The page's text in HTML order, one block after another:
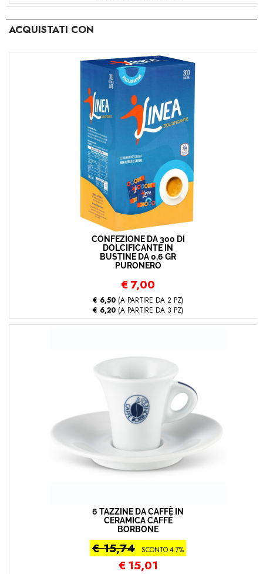
ACQUISTATI CON
CONFEZIONE DA 300 DI
DOLCIFICANTE IN
BUSTINE DA 0,6 GR
PURONERO
€ 7,00
€ 6,50 (A PARTIRE DA 2 PZ)
€ 6,20 (A PARTIRE DA 3 PZ)
6 TAZZINE DA CAFFÈ IN
CERAMICA CAFFÉ
BORBONE
€ 15,74 SCONTO 4.7%
€ 15,01